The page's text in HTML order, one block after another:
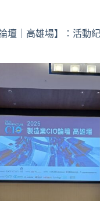
壇｜高雄場】：活動